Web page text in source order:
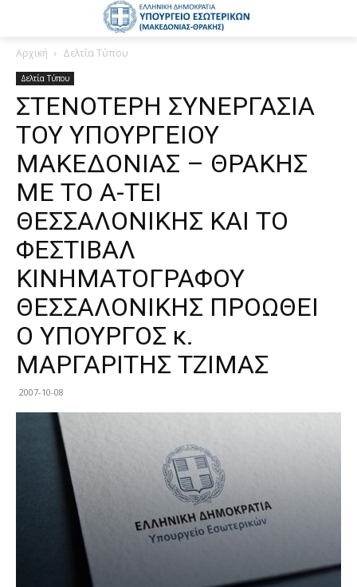
Αρχική Δελτία Τύπου
Δελτία Τύπου
ΣΤΕΝΟΤΕΡΗ ΣΥΝΕΡΓΑΣΙΑ
ΤΟΥ ΥΠΟΥΡΓΕΙΟΥ
ΜΑΚΕΔΟΝΙΑΣ – ΘΡΑΚΗΣ
ΜΕ ΤΟ Α-ΤΕΙ
ΘΕΣΣΑΛΟΝΙΚΗΣ ΚΑΙ ΤΟ
ΦΕΣΤΙΒΑΛ
ΚΙΝΗΜΑΤΟΓΡΑΦΟΥ
ΘΕΣΣΑΛΟΝΙΚΗΣ ΠΡΟΩΘΕΙ
Ο ΥΠΟΥΡΓΟΣ κ.
ΜΑΡΓΑΡΙΤΗΣ ΤΖΙΜΑΣ
2007-10-08